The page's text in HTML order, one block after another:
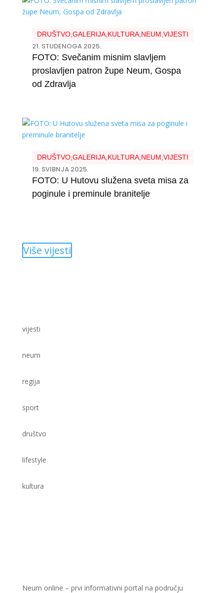
DRUŠTVO,GALERIJA,KULTURA,NEUM,VIJESTI
21. STUDENOGA 2025.
FOTO: Svečanim misnim slavljem
proslavljen patron župe Neum, Gospa
od Zdravlja
DRUŠTVO,GALERIJA,KULTURA,NEUM,VIJESTI
19. SVIBNJA 2025.
FOTO: U Hutovu služena sveta misa za
poginule i preminule branitelje
Više vijesti
vijesti
neum
regija
sport
društvo
lifestyle
kultura
Neum online – prvi informativni portal na području